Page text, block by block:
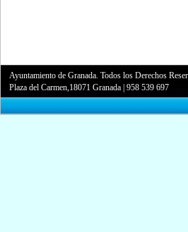
Ayuntamiento de Granada. Todos los Derechos
Plaza del Carmen,18071 Granada |958 539 697